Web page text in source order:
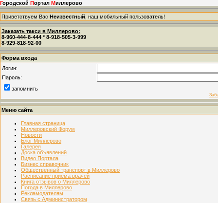
Городской Портал Миллерово
Приветствуем Вас Неизвестный , наш мобильный пользователь!
Заказать такси в Миллерово:
8-960-444-8-444 * 8-918-505-3-999
8-929-818-92-00
Форма входа
Логин:
Пароль:
запомнить
Меню сайта
Главная страница
Миллеровский Форум
Новости
Блог Миллерово
Галерея
Доска объявлений
Видео Портала
Бизнес справочник
Общественный транспорт в Миллерово
Расписание приема врачей
Книга отзывов о Миллерово
Погода в Миллерово
Рекламодателям
Связь с Администратором